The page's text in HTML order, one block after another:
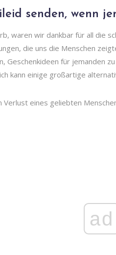
senden, wenn
waren wir dankbar für all die
die uns die Menschen
Geschenkideen für jemanden
kann einige großartige
Verlust eines geliebten
ad